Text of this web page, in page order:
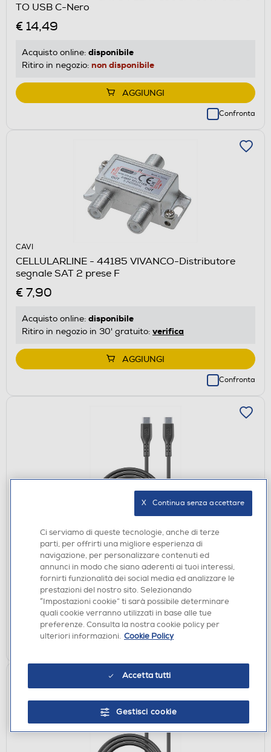
TO USB C-Nero
€ 14,49
Acquisto online: disponibile
Ritiro in negozio: non disponibile
AGGIUNGI
Confronta
CAVI
CELLULARLINE - 44185 VIVANCO-Distributore
segnale SAT 2 prese F
€ 7,90
Acquisto online: disponibile
Ritiro in negozio in 30' gratuito: verifica
AGGIUNGI
Confronta
CELLULARLINE - Cavo 5A da USB-C a USB-C da
200 cm-Nero
€ 16,99
Acquisto online:disponibile
Ritiro in negozio: non disponibile
AGGIUNGI
Ci serviamo di queste tecnologie, anche di terze
parti, per offrirti una migliore esperienza di
navigazione, per personalizzare contenuti ed
annunci in modo che siano aderenti ai tuoi interessi,
fornirti funzionalità dei social media ed analizzare le
prestazioni del nostro sito. Selezionando
“Impostazioni cookie” ti sarà possibile determinare
quali cookie verranno utilizzati in base alle tue
preferenze. Consulta la nostra cookie policy per
ulteriori informazioni. Cookie Policy
Accetta tutti
Gestisci cookie
X   Continua senza accettare